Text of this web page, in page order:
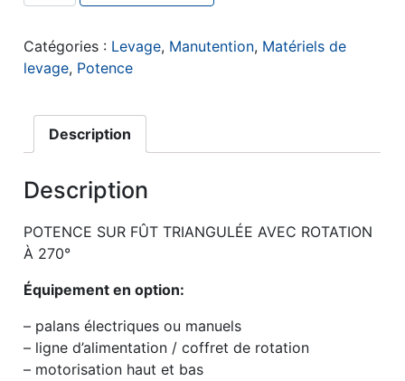
Catégories : Levage, Manutention, Matériels de
levage, Potence
Description
Description
POTENCE SUR FÛT TRIANGULÉE AVEC ROTATION
À 270°
Équipement en option:
– palans électriques ou manuels
– ligne d’alimentation / coffret de rotation
– motorisation haut et bas